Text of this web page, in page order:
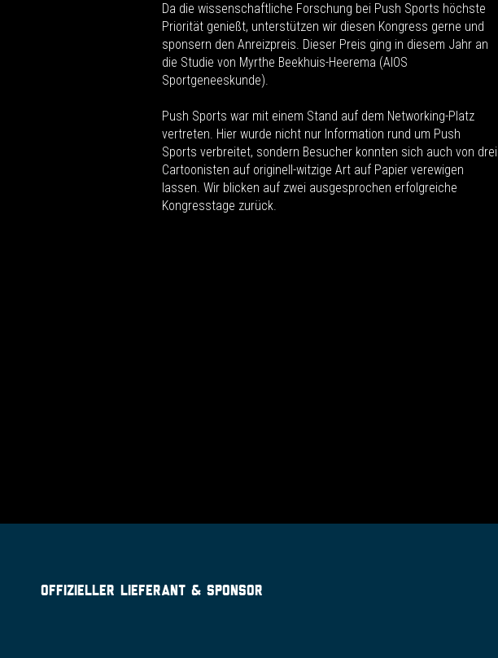
Da die wissenschaftliche Forschung bei Push Sports höchste
Priorität genießt, unterstützen wir diesen Kongress gerne und
sponsern den Anreizpreis. Dieser Preis ging in diesem Jahr an
die Studie von Myrthe Beekhuis-Heerema (AIOS
Sportgeneeskunde).
Push Sports war mit einem Stand auf dem Networking-Platz
vertreten. Hier wurde nicht nur Information rund um Push
Sports verbreitet, sondern Besucher konnten sich auch von drei
Cartoonisten auf originell-witzige Art auf Papier verewigen
lassen. Wir blicken auf zwei ausgesprochen erfolgreiche
Kongresstage zurück.
OFFIZIELLER LIEFERANT & SPONSOR